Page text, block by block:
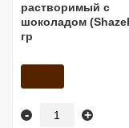
растворимый с
шоколадом
гр
- +